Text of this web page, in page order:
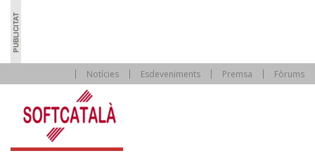
Notícies Esdeveniments Premsa Fòrums